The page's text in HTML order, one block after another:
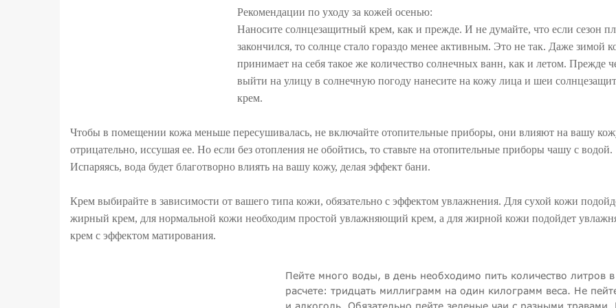
Рекомендации по уходу за кожей осенью:
Наносите солнцезащитный крем, как и прежде. И не думайте, что если сезон
закончился, то солнце стало гораздо менее активным. Это не так. Даже зимой
принимает на себя такое же количество солнечных ванн, как и летом. Прежде
выйти на улицу в солнечную погоду нанесите на кожу лица и шеи
крем.
Чтобы в помещении кожа меньше пересушивалась, не включайте отопительные приборы, они влияют на вашу
отрицательно, иссушая ее. Но если без отопления не обойтись, то ставьте на отопительные приборы чашу с водой.
Испаряясь, вода будет благотворно влиять на вашу кожу, делая эффект бани.
Крем выбирайте в зависимости от вашего типа кожи, обязательно с эффектом увлажнения. Для сухой кожи
жирный крем, для нормальной кожи необходим простой увлажняющий крем, а для жирной кожи подойдет
крем с эффектом матирования.
Пейте много воды, в день необходимо пить количество литров в
расчете: тридцать миллиграмм на один килограмм веса. Не
и алкоголь. Обязательно пейте зеленые чаи с разными травами.